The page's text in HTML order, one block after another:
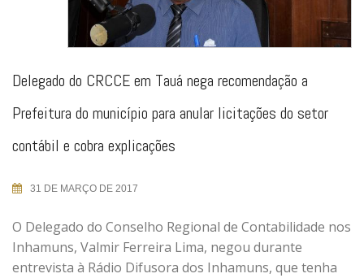
Delegado do CRCCE em Tauá nega recomendação a
Prefeitura do município para anular licitações do setor
contábil e cobra explicações
31 DE MARÇO DE 2017
O Delegado do Conselho Regional de Contabilidade nos
Inhamuns, Valmir Ferreira Lima, negou durante
entrevista à Rádio Difusora dos Inhamuns, que tenha